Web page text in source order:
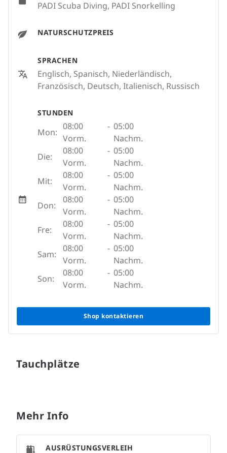
PADI Scuba Diving, PADI Snorkelling
NATURSCHUTZPREIS
SPRACHEN
Englisch, Spanisch, Niederländisch,
Französisch, Deutsch, Italienisch, Russisch
STUNDEN
Mon:
08:00
Vorm.
- 05:00
Nachm.
Die:
08:00
Vorm.
- 05:00
Nachm.
Mit:
08:00
Vorm.
- 05:00
Nachm.
Don:
08:00
Vorm.
- 05:00
Nachm.
Fre:
08:00
Vorm.
- 05:00
Nachm.
Sam:
08:00
Vorm.
- 05:00
Nachm.
Son:
08:00
Vorm.
- 05:00
Nachm.
Shop kontaktieren
Tauchplätze
Mehr Info
AUSRÜSTUNGSVERLEIH